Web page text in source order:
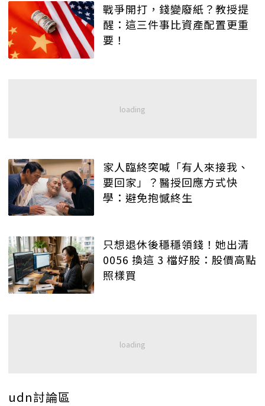
戰爭開打，錢變廢紙？教授提
醒：這三件事比資產配置更重
要！
家人臨終突喊「有人來接我、
要回家」？醫授回應方式快
學：避免抱憾終生
只想退休後穩穩領錢！她出清
0056 換這 3 檔好股：股價高點
照樣買
udn討論區